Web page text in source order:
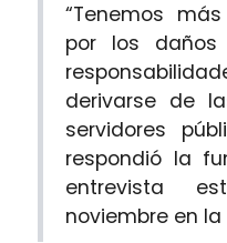
“Tenemos
por los daños
derivarse de
servidores
respondió la
entrevista
noviembre en